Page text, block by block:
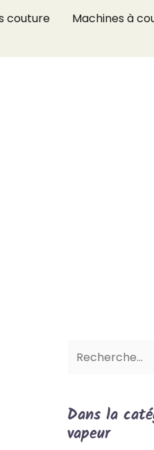
couture
Machines à
c
Dans la
vapeur